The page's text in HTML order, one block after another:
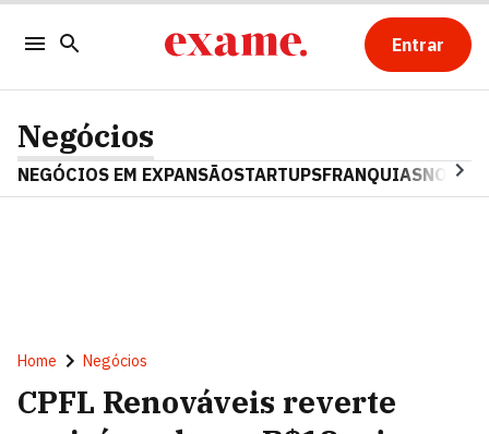
Entrar
Negócios
NEGÓCIOS EM EXPANSÃOSTARTUPSFRANQUIAS
Home Negócios
CPFL Renováveis reverte